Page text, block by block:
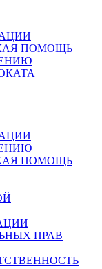
ПОМОЩЬ
ПОМОЩЬ
ПРАВ